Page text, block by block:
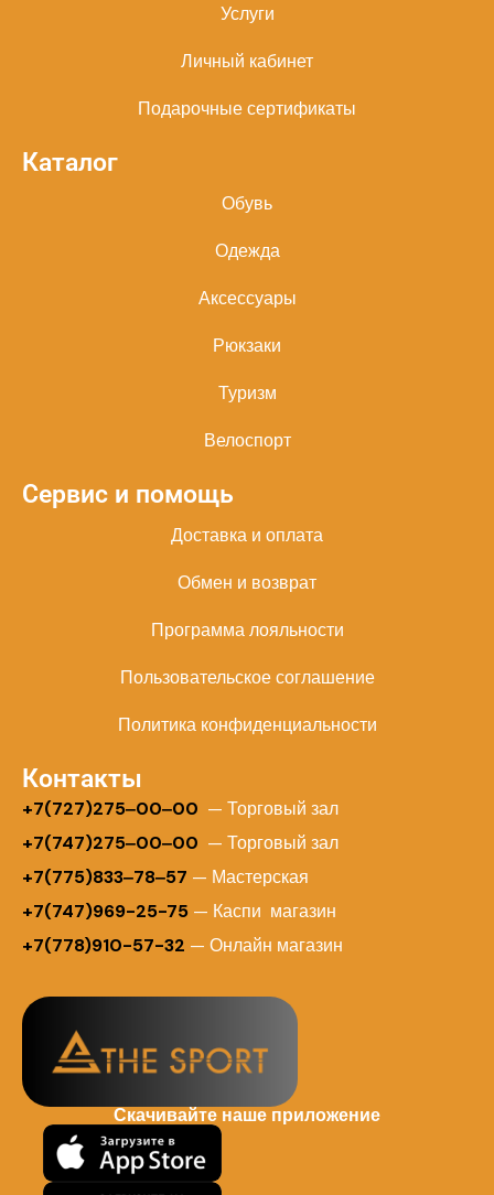
Услуги
Личный кабинет
Подарочные сертификаты
Каталог
Обувь
Одежда
Аксессуары
Рюкзаки
Туризм
Велоспорт
Сервис и помощь
Доставка и оплата
Обмен и возврат
Программа лояльности
Пользовательское соглашение
Политика конфиденциальности
Контакты
+7(727)275‒00‒00 — Торговый зал
+7(747)275‒00‒00 — Торговый зал
+7(775)833‒78‒57 — Мастерская
+7(747)969-25-75 — Каспи магазин
+7(778)910-57-32 — Онлайн магазин
Скачивайте наше приложение